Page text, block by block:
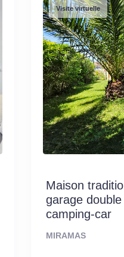
Visite virtuelle
Maison
garage
camping-car
MIRAMAS